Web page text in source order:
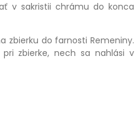
v sakristii chrámu do konca
zbierku do farnosti Remeniny.
zbierke, nech sa nahlási v